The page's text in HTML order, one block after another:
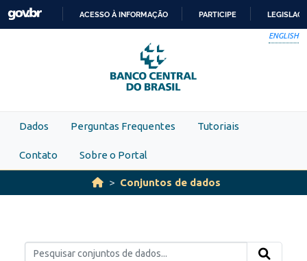
Skip to main content
PARA
O
CONTEÚDO
ACESSO À INFORMAÇÃO PARTICIPE
ENGLISH
Dados Perguntas Frequentes Tutoriais
Contato Sobre o Portal
Conjuntos de dados